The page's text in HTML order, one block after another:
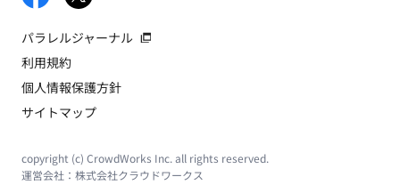
パラレルジャーナル
利用規約
個人情報保護方針
サイトマップ
copyright (c) CrowdWorks Inc. all rights reserved.
運営会社： 株式会社クラウドワークス